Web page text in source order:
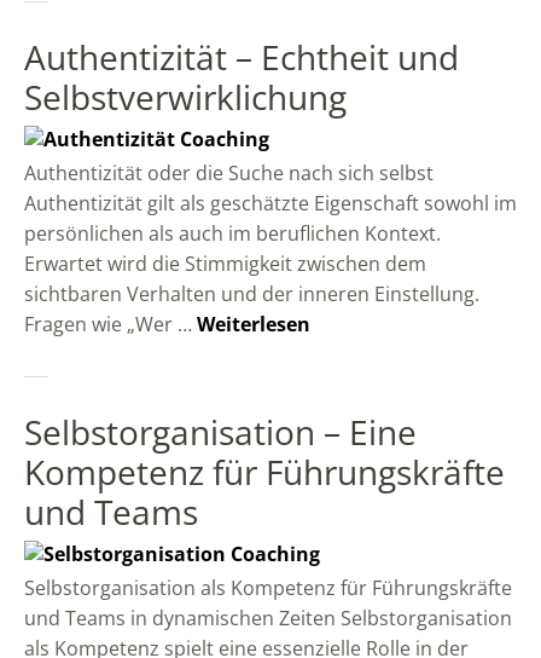
Authentizität – Echtheit und
Selbstverwirklichung
Authentizität oder die Suche nach sich selbst
Authentizität gilt als geschätzte Eigenschaft sowohl im
persönlichen als auch im beruflichen Kontext.
Erwartet wird die Stimmigkeit zwischen dem
sichtbaren Verhalten und der inneren Einstellung.
Fragen wie „Wer …Weiterlesen
Selbstorganisation – Eine
Kompetenz für Führungskräfte
und Teams
Selbstorganisation als Kompetenz für Führungskräfte
und Teams in dynamischen Zeiten Selbstorganisation
als Kompetenz spielt eine essenzielle Rolle in der